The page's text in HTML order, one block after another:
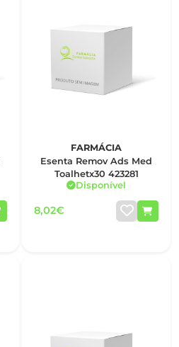
FARMÁCIA
Esenta Remov Ads Med
Toalhetx30 423281
Disponível
8,02€